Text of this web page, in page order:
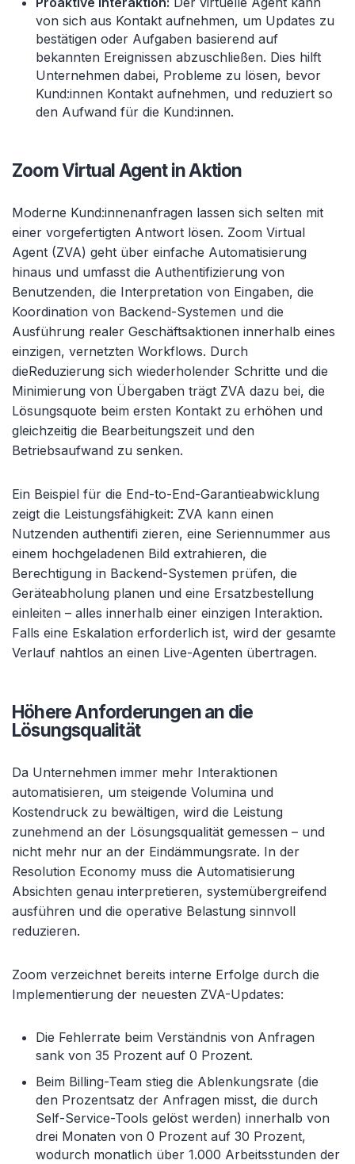
von sich aus Kontakt aufnehmen, um Updates zu
bestätigen oder Aufgaben basierend auf
bekannten Ereignissen abzuschließen. Dies hilft
Unternehmen dabei, Probleme zu lösen, bevor
Kund:innen Kontakt aufnehmen, und reduziert so
den Aufwand für die Kund:innen.
Zoom Virtual Agent in Aktion
Moderne Kund:innenanfragen lassen sich selten mit
einer vorgefertigten Antwort lösen. Zoom Virtual
Agent (ZVA) geht über einfache Automatisierung
hinaus und umfasst die Authentifizierung von
Benutzenden, die Interpretation von Eingaben, die
Koordination von Backend-Systemen und die
Ausführung realer Geschäftsaktionen innerhalb eines
einzigen, vernetzten Workflows. Durch
dieReduzierung sich wiederholender Schritte und die
Minimierung von Übergaben trägt ZVA dazu bei, die
Lösungsquote beim ersten Kontakt zu erhöhen und
gleichzeitig die Bearbeitungszeit und den
Betriebsaufwand zu senken.
Ein Beispiel für die End-to-End-Garantieabwicklung
zeigt die Leistungsfähigkeit: ZVA kann einen
Nutzenden authentifi zieren, eine Seriennummer aus
einem hochgeladenen Bild extrahieren, die
Berechtigung in Backend-Systemen prüfen, die
Geräteabholung planen und eine Ersatzbestellung
einleiten – alles innerhalb einer einzigen Interaktion.
Falls eine Eskalation erforderlich ist, wird der gesamte
Verlauf nahtlos an einen Live-Agenten übertragen.
Höhere Anforderungen an die
Lösungsqualität
Da Unternehmen immer mehr Interaktionen
automatisieren, um steigende Volumina und
Kostendruck zu bewältigen, wird die Leistung
zunehmend an der Lösungsqualität gemessen – und
nicht mehr nur an der Eindämmungsrate. In der
Resolution Economy muss die Automatisierung
Absichten genau interpretieren, systemübergreifend
ausführen und die operative Belastung sinnvoll
reduzieren.
Zoom verzeichnet bereits interne Erfolge durch die
Implementierung der neuesten ZVA-Updates:
Die Fehlerrate beim Verständnis von Anfragen
sank von 35 Prozent auf 0 Prozent.
Beim Billing-Team stieg die Ablenkungsrate (die
den Prozentsatz der Anfragen misst, die durch
Self-Service-Tools gelöst werden) innerhalb von
drei Monaten von 0 Prozent auf 30 Prozent,
wodurch monatlich über 1.000 Arbeitsstunden der